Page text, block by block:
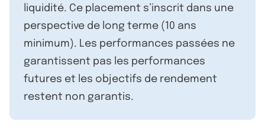
liquidité. Ce placement s’inscrit dans une
perspective de long terme (10 ans
minimum). Les performances passées ne
garantissent pas les performances
futures et les objectifs de rendement
restent non garantis.